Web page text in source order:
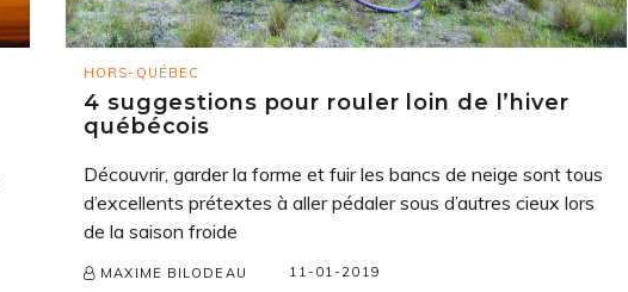
HORS-QUÉBEC
4 suggestions pour rouler loin de l’hiver
québécois
Découvrir, garder la forme et fuir les bancs de neige sont tous
d’excellents prétextes à aller pédaler sous d’autres cieux lors
de la saison froide
MAXIME BILODEAU 11-01-2019